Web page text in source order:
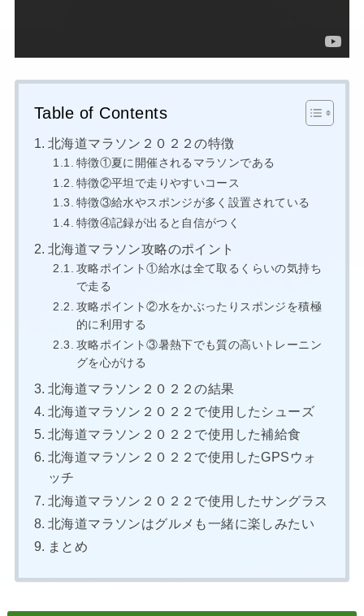
Table of Contents
北海道マラソン２０２２の特徴
特徴①夏に開催されるマラソンである
特徴②平坦で走りやすいコース
特徴③給水やスポンジが多く設置されている
特徴④記録が出ると自信がつく
北海道マラソン攻略のポイント
攻略ポイント①給水は全て取るくらいの気持ち
で走る
攻略ポイント②水をかぶったりスポンジを積極
的に利用する
攻略ポイント③暑熱下でも質の高いトレーニン
グを心がける
北海道マラソン２０２２の結果
北海道マラソン２０２２で使用したシューズ
北海道マラソン２０２２で使用した補給食
北海道マラソン２０２２で使用したGPSウォ
ッチ
北海道マラソン２０２２で使用したサングラス
北海道マラソンはグルメも一緒に楽しみたい
まとめ